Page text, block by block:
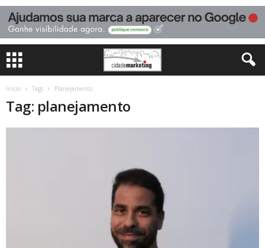
Início Tags Planejamento
Tag: planejamento